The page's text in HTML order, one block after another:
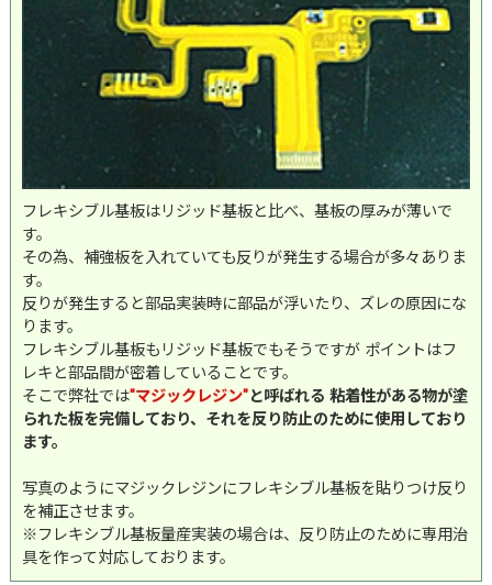
フレキシブル基板はリジッド基板と比べ、基板の厚みが薄いで
す。
その為、補強板を入れていても反りが発生する場合が多々ありま
す。
反りが発生すると部品実装時に部品が浮いたり、ズレの原因にな
ります。
フレキシブル基板もリジッド基板でもそうですが ポイントはフ
レキと部品間が密着していることです。
そこで弊社では"マジックレジン"と呼ばれる 粘着性がある物が塗
られた板を完備しており、それを反り防止のために使用しており
ます。
写真のようにマジックレジンにフレキシブル基板を貼りつけ反り
を補正させます。
※フレキシブル基板量産実装の場合は、反り防止のために専用治
具を作って対応しております。